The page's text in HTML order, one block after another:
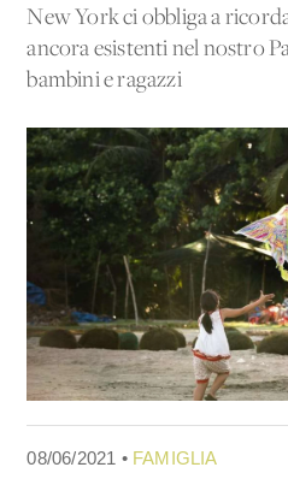
New York ci obbliga a
ancora esistenti nel nostro
bambini e ragazzi
08/06/2021 • FAMIGLIA